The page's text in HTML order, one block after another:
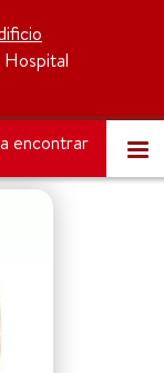
Hospital
encontrar